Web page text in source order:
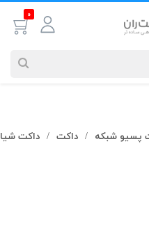
0
پسیو شبکه / داکت / داکت